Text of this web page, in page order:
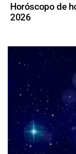
Horóscopo de
2026